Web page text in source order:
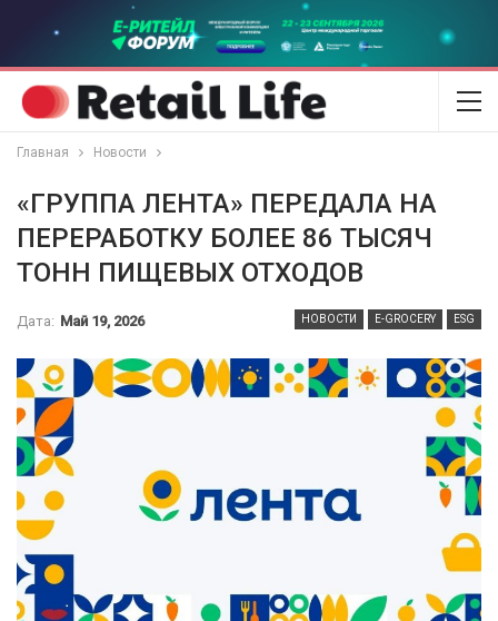
Главная Новости
«ГРУППА ЛЕНТА» ПЕРЕДАЛА НА
ПЕРЕРАБОТКУ БОЛЕЕ 86 ТЫСЯЧ
ТОНН ПИЩЕВЫХ ОТХОДОВ
НОВОСТИ E-GROCERY ESG
Дата: Май 19, 2026